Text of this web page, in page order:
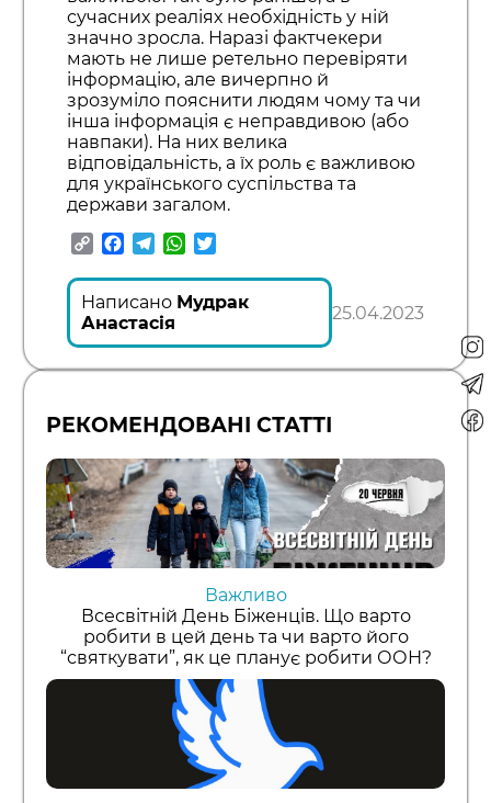
сучасних реаліях необхідність у ній
значно зросла. Наразі фактчекери
мають не лише ретельно перевіряти
інформацію, але вичерпно й
зрозуміло пояснити людям чому та чи
інша інформація є неправдивою (або
навпаки). На них велика
відповідальність, а їх роль є важливою
для українського суспільства та
держави загалом.
CopyFacebook
TelegramWhatsApp
Написано Мудрак
Анастасія
25.04.2023
РЕКОМЕНДОВАНІ СТАТТІ
Важливо
Всесвітній День Біженців. Що варто
робити в цей день та чи варто його
“святкувати”, як це планує робити ООН?